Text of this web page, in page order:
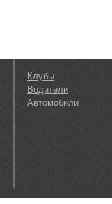
Клубы
Водители
Автомобили